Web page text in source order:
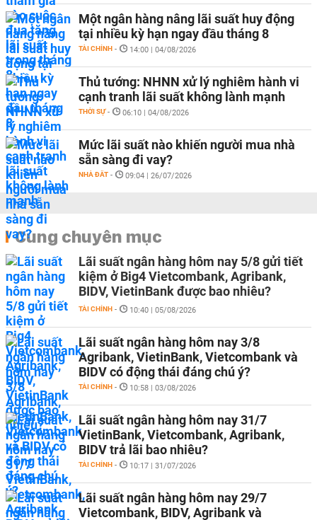
Một ngân hàng nâng lãi suất huy động
tại nhiều kỳ hạn ngay đầu tháng 8
TÀI CHÍNH - 14:00 | 04/08/2026
Thủ tướng: NHNN xử lý nghiêm hành vi
cạnh tranh lãi suất không lành mạnh
THỜI SỰ - 06:10 | 04/08/2026
Mức lãi suất nào khiến người mua nhà
sẵn sàng đi vay?
NHÀ ĐẤT - 09:04 | 26/07/2026
Cùng chuyên mục
Lãi suất ngân hàng hôm nay 5/8 gửi tiết
kiệm ở Big4 Vietcombank, Agribank,
BIDV, VietinBank được bao nhiêu?
TÀI CHÍNH - 10:40 | 05/08/2026
Lãi suất ngân hàng hôm nay 3/8
Agribank, VietinBank, Vietcombank và
BIDV có động thái đáng chú ý?
TÀI CHÍNH - 10:58 | 03/08/2026
Lãi suất ngân hàng hôm nay 31/7
VietinBank, Vietcombank, Agribank,
BIDV trả lãi bao nhiêu?
TÀI CHÍNH - 10:17 | 31/07/2026
Lãi suất ngân hàng hôm nay 29/7
Vietcombank, BIDV, Agribank và